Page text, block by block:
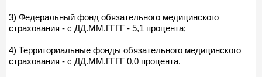
3) Федеральный фонд обязательного медицинского
страхования - с ДД.ММ.ГГГГ - 5,1 процента;
4) Территориальные фонды обязательного медицинского
страхования - с ДД.ММ.ГГГГ 0,0 процента.